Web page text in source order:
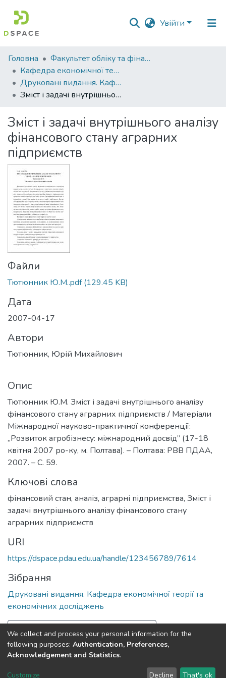
Увійти
Фонди
та
зібрання
Пошук за критеріями
Статистика
Головна
Факультет обліку та фінансів
Кафедра економічної теорії та економічних досліджень
Друковані видання. Кафедра економічної теорії та економічних досліджень
Зміст і задачі внутрішнього аналізу фінансового стану аграрних підприємств
Зміст і задачі внутрішнього аналізу
фінансового стану аграрних
підприємств
Файли
Тютюнник Ю.М..pdf(129.45 KB)
Дата
2007-04-17
Автори
Тютюнник, Юрій Михайлович
Опис
Тютюнник Ю.М. Зміст і задачі внутрішнього аналізу
фінансового стану аграрних підприємств / Матеріали
Міжнародної науково-практичної конференції:
„Розвиток агробізнесу: міжнародний досвід” (17-18
квітня 2007 ро-ку, м. Полтава). – Полтава: РВВ ПДАА,
2007. – С. 59.
Ключові слова
фінансовий стан, аналіз, аграрні підприємства, Зміст і
задачі внутрішнього аналізу фінансового стану
аграрних підприємств
URI
https://dspace.pdau.edu.ua/handle/123456789/7614
Зібрання
Друковані видання. Кафедра економічної теорії та
економічних досліджень
Повна інформація про документ
Полтавський державний аграрний університет
LYRASIS
We collect and process your personal information for the
following purposes: Authentication, Preferences,
Acknowledgement and Statistics.
Customize Decline That's ok